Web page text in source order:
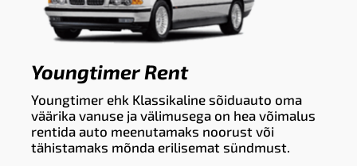
Youngtimer Rent
Youngtimer ehk Klassikaline sõiduauto oma
väärika vanuse ja välimusega on hea võimalus
rentida auto meenutamaks noorust või
tähistamaks mõnda erilisemat sündmust.